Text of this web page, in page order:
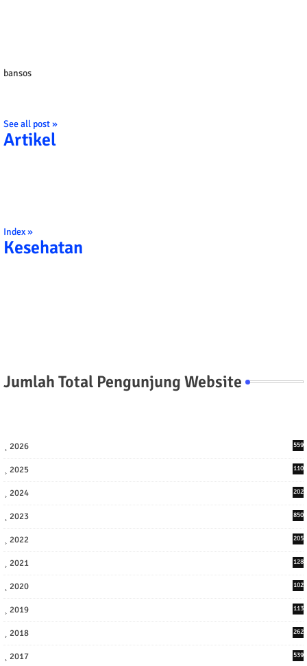
bansos
See all post »
Artikel
Index »
Kesehatan
Jumlah Total Pengunjung Website
2026 559
2025
110
2024
202
2023 850
2022
205
2021
128
2020
102
2019
113
2018
262
2017
539